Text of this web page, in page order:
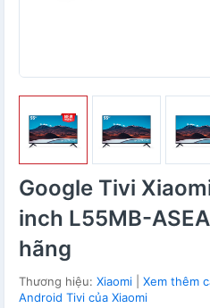
Google Tivi
inch L55MB-
hãng
Thương hiệu: Xiaomi
Xem thêm
Android Tivi của Xiaomi